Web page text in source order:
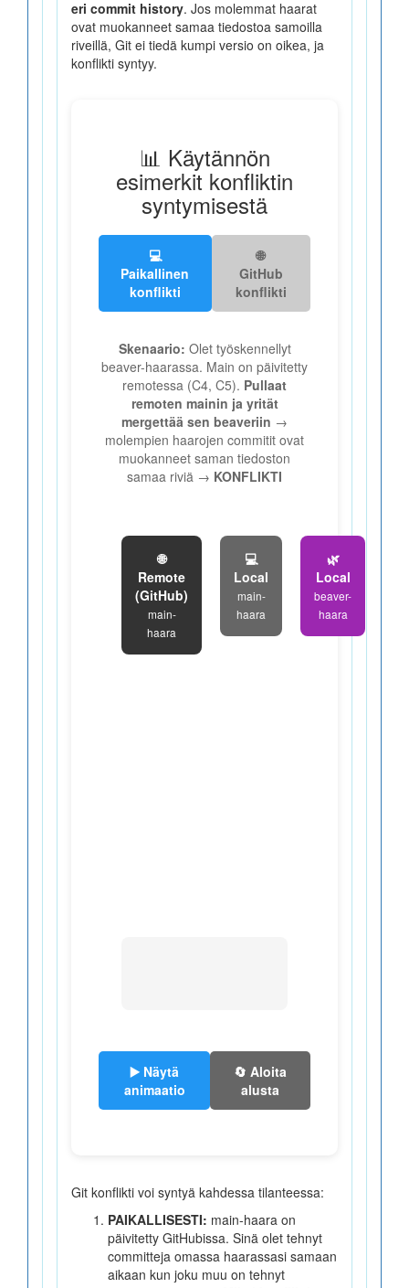
eri commit history. Jos molemmat haarat
ovat muokanneet samaa tiedostoa samoilla
riveillä, Git ei tiedä kumpi versio on oikea, ja
konflikti syntyy.
📊 Käytännön
esimerkit konfliktin
syntymisestä
💻
Paikallinen
konflikti
🌐
GitHub
konflikti
Skenaario: Olet työskennellyt
beaver-haarassa. Main on päivitetty
remotessa (C4, C5). Pullaat
remoten mainin ja yrität
mergettää sen beaveriin →
molempien haarojen commitit ovat
muokanneet saman tiedoston
samaa riviä → KONFLIKTI
🌐
Remote
(GitHub)
main-
haara
💻
Local
main-
haara
🌿
Local
beaver-
haara
▶️ Näytä
animaatio
🔄 Aloita
alusta
Git konflikti voi syntyä kahdessa tilanteessa:
PAIKALLISESTI: main-haara on
päivitetty GitHubissa. Sinä olet tehnyt
committeja omassa haarassasi samaan
aikaan kun joku muu on tehnyt